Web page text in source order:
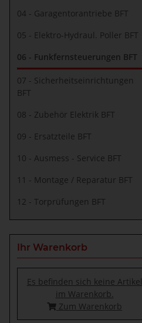
04 - Garagentorantriebe BFT
05 - Elektro-Hydraul. Poller BFT
06 - Funkfernsteuerungen BFT
07 - Sicherheitseinrichtungen
BFT
08 - Zubehör Elektrik BFT
09 - Ersatzteile BFT
10 - Ausmess - Service BFT
11 - Montage / Reparatur BFT
12 - Torprüfungen BFT
Ihr Warenkorb
Es befinden sich keine Artikel
im Warenkorb.
Zum Warenkorb